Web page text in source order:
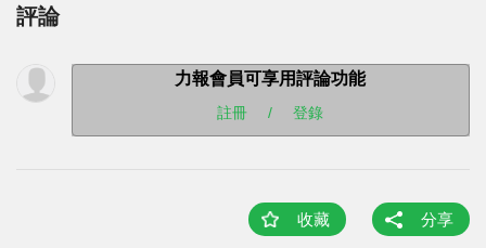
評論
力報會員可享用評論功能
註冊 / 登錄
收藏 分享